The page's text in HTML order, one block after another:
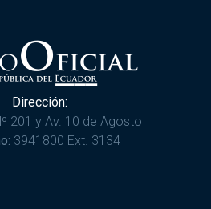
Dirección:
201 y Av. 10 de Agosto
3941800 Ext. 3134